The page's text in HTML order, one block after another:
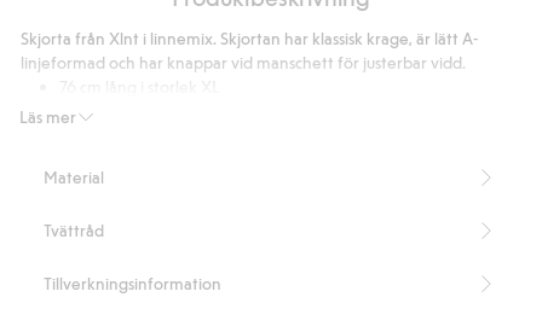
14
betyg
Läs mer
Skjorta från Xlnt i linnemix. Skjortan har klassisk krage, är lätt A-
linjeformad och har knappar vid manschett för justerbar vidd.
Innehåller 55% Masters of FLAX FIBRE™ lin.
Masters of FLAX FIBRE™ Blend
Material
Tvättråd
Tillverkningsinformation